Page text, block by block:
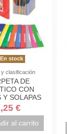
En stock
clasificación
DE
CON
Y SOLAPAS
FOLIO
€
al carrito